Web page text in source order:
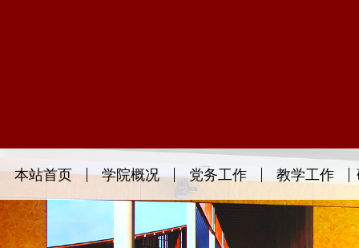
本站首页 学院概况 党务工作 教学工作